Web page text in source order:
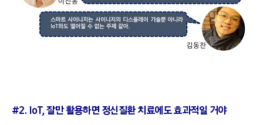
#2. IoT, 잘만 활용하면 정신질환 치료에도 효과적일 거야